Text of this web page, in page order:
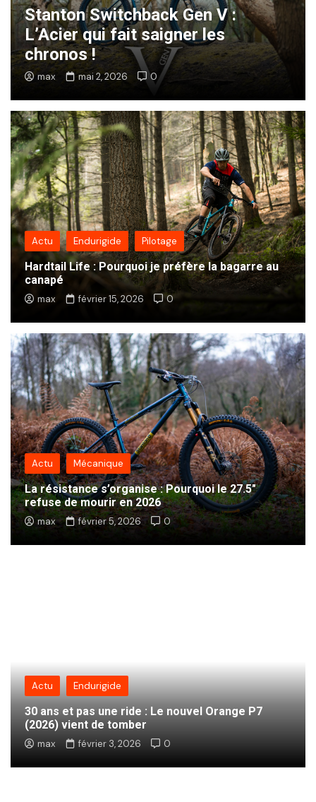
Stanton Switchback Gen V :
L’Acier qui fait saigner les
chronos !
max mai 2, 2026 0
Actu Endurigide Pilotage
Hardtail Life : Pourquoi je préfère la bagarre au
canapé
max février 15, 2026 0
Actu Mécanique
La résistance s’organise : Pourquoi le 27.5″
refuse de mourir en 2026
max février 5, 2026 0
Actu Endurigide
30 ans et pas une ride : Le nouvel Orange P7
(2026) vient de tomber
max février 3, 2026 0